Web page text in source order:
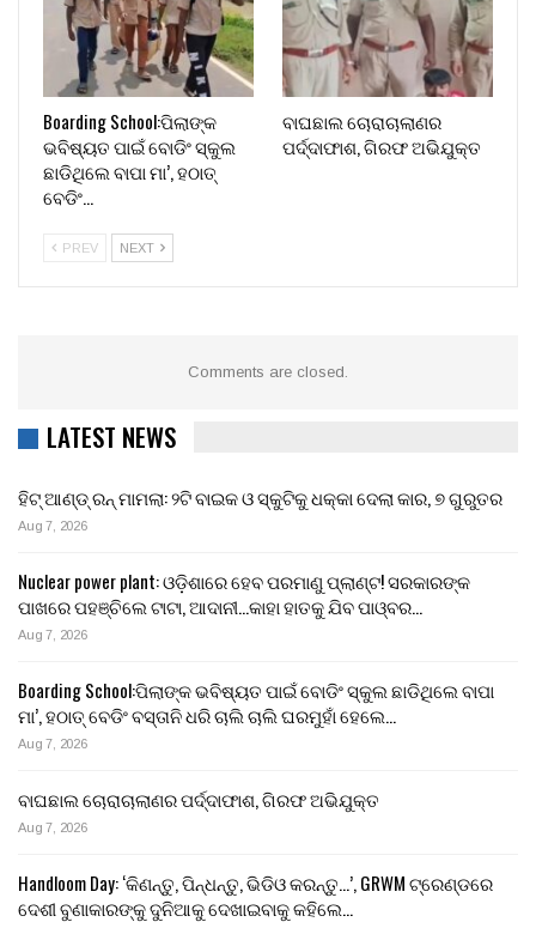
Boarding School:ପିଲାଙ୍କ
ଭବିଷ୍ୟତ ପାଇଁ ବୋଡିଂ ସ୍କୁଲ
ଛାଡିଥିଲେ ବାପା ମା’, ହଠାତ୍
ବେଡିଂ…
ବାଘଛାଲ ଚୋରାଚାଲାଣର
ପର୍ଦ୍ଦାଫାଶ, ଗିରଫ ଅଭିଯୁକ୍ତ
PREV NEXT
Comments are closed.
LATEST NEWS
ହିଟ୍ ଆଣ୍ଡ୍ ରନ୍ ମାମଲା: ୨ଟି ବାଇକ ଓ ସ୍କୁଟିକୁ ଧକ୍କା ଦେଲା କାର, ୭ ଗୁରୁତର
Aug 7, 2026
Nuclear power plant: ଓଡ଼ିଶାରେ ହେବ ପରମାଣୁ ପ୍ଲାଣ୍ଟ! ସରକାରଙ୍କ
ପାଖରେ ପହଞ୍ଚିଲେ ଟାଟା, ଆଦାନୀ…କାହା ହାତକୁ ଯିବ ପାଓ୍ବର…
Aug 7, 2026
Boarding School:ପିଲାଙ୍କ ଭବିଷ୍ୟତ ପାଇଁ ବୋଡିଂ ସ୍କୁଲ ଛାଡିଥିଲେ ବାପା
ମା’, ହଠାତ୍ ବେଡିଂ ବସ୍ତାନି ଧରି ଚାଲି ଚାଲି ଘରମୁହାଁ ହେଲେ…
Aug 7, 2026
ବାଘଛାଲ ଚୋରାଚାଲାଣର ପର୍ଦ୍ଦାଫାଶ, ଗିରଫ ଅଭିଯୁକ୍ତ
Aug 7, 2026
Handloom Day: ‘କିଣନ୍ତୁ, ପିନ୍ଧନ୍ତୁ, ଭିଡିଓ କରନ୍ତୁ…’, GRWM ଟ୍ରେଣ୍ଡରେ
ଦେଶୀ ବୁଣାକାରଙ୍କୁ ଦୁନିଆକୁ ଦେଖାଇବାକୁ କହିଲେ…